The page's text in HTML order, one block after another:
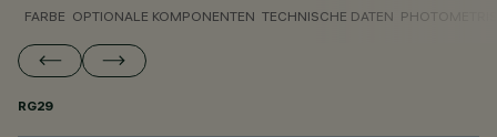
FARBE OPTIONALE KOMPONENTEN TECHNISCHE DATEN
RG29